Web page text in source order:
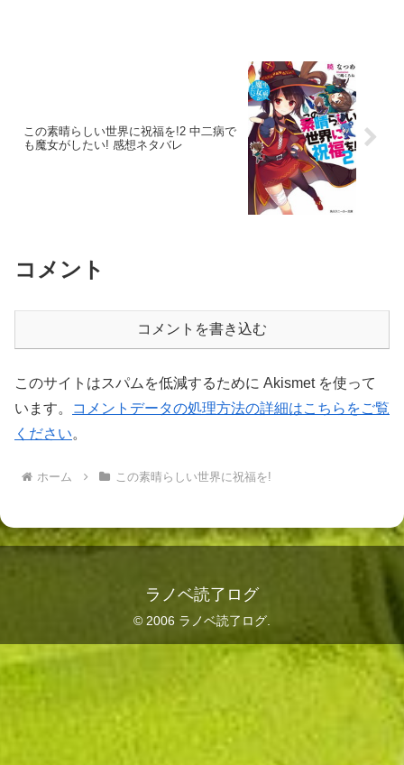
この素晴らしい世界に祝福を!2 中二病で
も魔女がしたい! 感想ネタバレ
コメント
コメントを書き込む
このサイトはスパムを低減するために Akismet を使って
います。
コメントデータの処理方法の詳細はこちらをご覧
ください。
ホーム この素晴らしい世界に祝福を!
ラノベ読了ログ
© 2006 ラノベ読了ログ.